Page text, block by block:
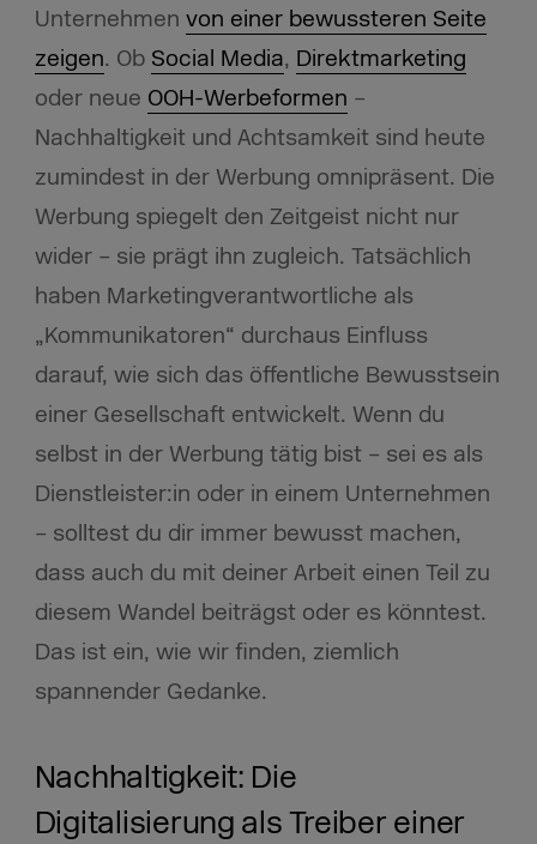
Unternehmen von einer bewussteren Seite
zeigen. Ob Social Media, Direktmarketing
oder neue OOH-Werbeformen –
Nachhaltigkeit und Achtsamkeit sind heute
zumindest in der Werbung omnipräsent. Die
Werbung spiegelt den Zeitgeist nicht nur
wider – sie prägt ihn zugleich. Tatsächlich
haben Marketingverantwortliche als
„Kommunikatoren“ durchaus Einfluss
darauf, wie sich das öffentliche Bewusstsein
einer Gesellschaft entwickelt. Wenn du
selbst in der Werbung tätig bist – sei es als
Dienstleister:in oder in einem Unternehmen
– solltest du dir immer bewusst machen,
dass auch du mit deiner Arbeit einen Teil zu
diesem Wandel beiträgst oder es könntest.
Das ist ein, wie wir finden, ziemlich
spannender Gedanke.
Nachhaltigkeit: Die
Digitalisierung als Treiber einer